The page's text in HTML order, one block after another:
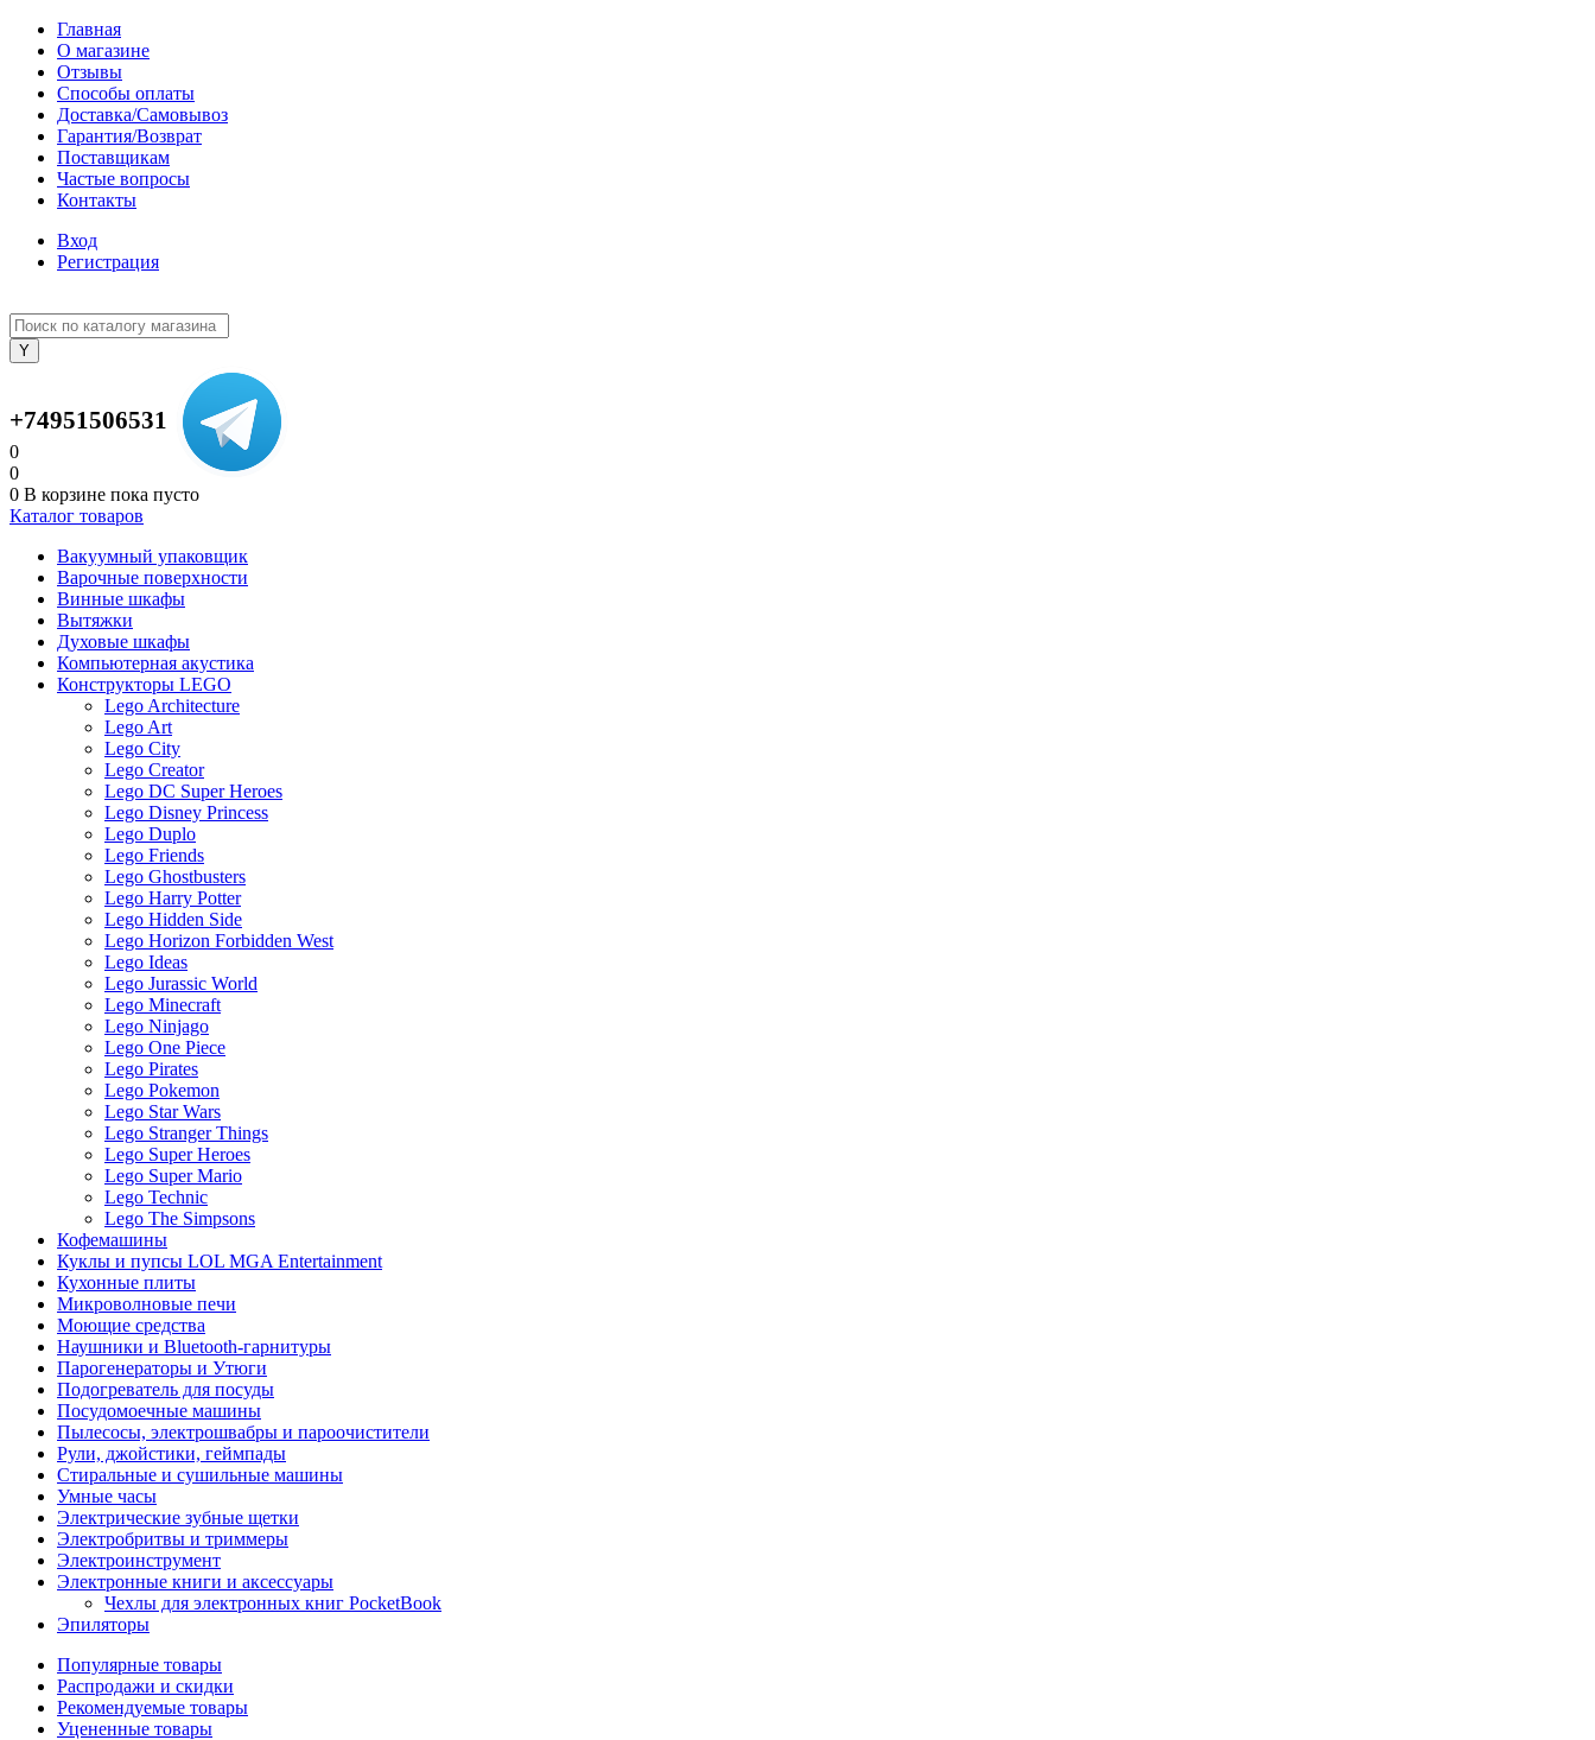
Главная
О магазине
Отзывы
Способы оплаты
Доставка/Самовывоз
Гарантия/Возврат
Поставщикам
Частые вопросы
Контакты
Вход
Регистрация
+74951506531
0
0
0 В корзине пока пусто
Каталог товаров
Вакуумный упаковщик
Варочные поверхности
Винные шкафы
Вытяжки
Духовые шкафы
Компьютерная акустика
Конструкторы LEGO
Lego Architecture
Lego Art
Lego City
Lego Creator
Lego DC Super Heroes
Lego Disney Princess
Lego Duplo
Lego Friends
Lego Ghostbusters
Lego Harry Potter
Lego Hidden Side
Lego Horizon Forbidden West
Lego Ideas
Lego Jurassic World
Lego Minecraft
Lego Ninjago
Lego One Piece
Lego Pirates
Lego Pokemon
Lego Star Wars
Lego Stranger Things
Lego Super Heroes
Lego Super Mario
Lego Technic
Lego The Simpsons
Кофемашины
Куклы и пупсы LOL MGA Entertainment
Кухонные плиты
Микроволновые печи
Моющие средства
Наушники и Bluetooth-гарнитуры
Парогенераторы и Утюги
Подогреватель для посуды
Посудомоечные машины
Пылесосы, электрошвабры и пароочистители
Рули, джойстики, геймпады
Стиральные и сушильные машины
Умные часы
Электрические зубные щетки
Электробритвы и триммеры
Электроинструмент
Электронные книги и аксессуары
Чехлы для электронных книг PocketBook
Эпиляторы
Популярные товары
Распродажи и скидки
Рекомендуемые товары
Уцененные товары